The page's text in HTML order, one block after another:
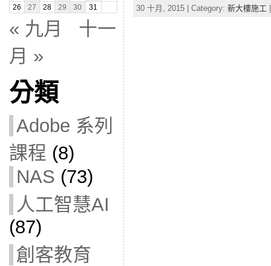
26
27 28 29 30 31
« 九月
十一
月 »
分類
Adobe 系列
課程 (8)
NAS (73)
人工智慧AI
(87)
創客教育
30 十月, 2015 | Category: 新大樓施工